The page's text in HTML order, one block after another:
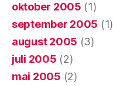
oktober 2005 (1)
september 2005 (1)
august 2005 (3)
juli 2005 (2)
mai 2005 (2)